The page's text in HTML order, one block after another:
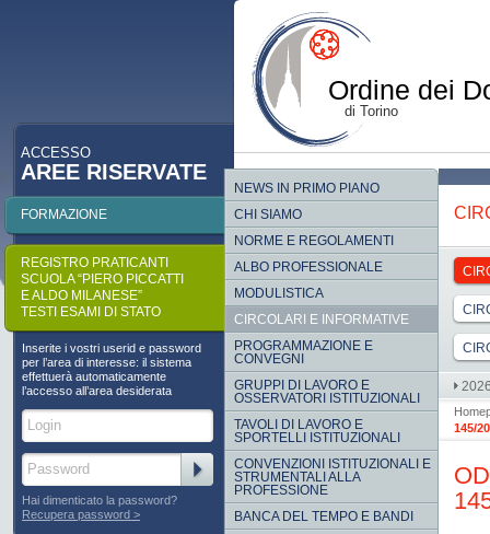
Ordine dei
di Torino
p
NEWS IN PRIMO PIANO
CHI SIAMO
NORME E REGOLAMENTI
ALBO PROFESSIONALE
MODULISTICA
CIRCOLARI E INFORMATIVE
PROGRAMMAZIONE E
CONVEGNI
GRUPPI DI LAVORO E
OSSERVATORI ISTITUZIONALI
TAVOLI DI LAVORO E
SPORTELLI ISTITUZIONALI
CONVENZIONI ISTITUZIONALI E
STRUMENTALI ALLA
PROFESSIONE
BANCA DEL TEMPO E BANDI
ACCESSO
AREE RISERVATE
FORMAZIONE
REGISTRO PRATICANTI
SCUOLA “PIERO PICCATTI
E ALDO MILANESE”
TESTI ESAMI DI STATO
Inserite i vostri userid e password
per l’area di interesse: il sistema
effettuerà automaticamente
l’accesso all’area desiderata
Hai dimenticato la password?
Recupera password
145/